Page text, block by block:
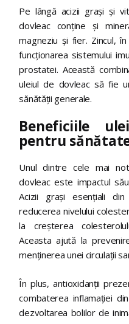
Pe lângă acizii grași și
dovleac conține și
magneziu și fier. Zincul,
funcționarea sistemului
prostatei. Această
uleiul de dovleac să fie
sănătății generale.
Beneficiile
pentru
Unul dintre cele mai
dovleac este impactul
Acizii grași esențiali
reducerea nivelului
la creșterea
Aceasta ajută la
menținerea unei circulații
În plus, antioxidanții
combaterea inflamației
dezvoltarea bolilor de